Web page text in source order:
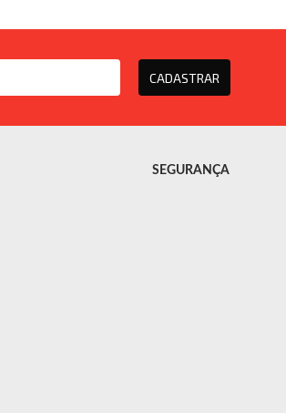
CADASTRAR
SEGURANÇA